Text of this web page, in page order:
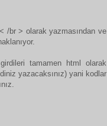
/br > olarak yazmasından ve
tamamen html olarak
yazacaksınız) yani kodlar